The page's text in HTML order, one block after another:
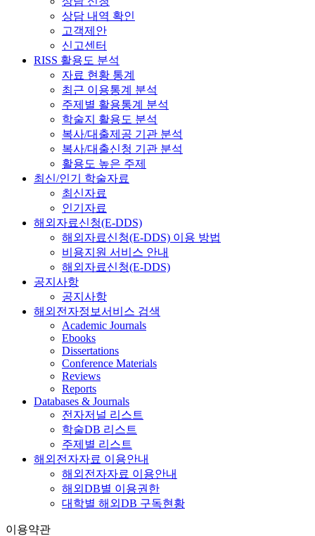
상담 내역 확인
고객제안
신고센터
RISS 활용도 분석
자료 현황 통계
최근 이용통계 분석
주제별 활용통계 분석
학술지 활용도 분석
복사/대출제공 기관 분석
복사/대출신청 기관 분석
활용도 높은 주제
최신/인기 학술자료
최신자료
인기자료
해외자료신청(E-DDS)
해외자료신청(E-DDS) 이용 방법
비용지원 서비스 안내
해외자료신청(E-DDS)
공지사항
공지사항
해외전자정보서비스 검색
Academic Journals
Ebooks
Dissertations
Conference Materials
Reviews
Reports
Databases & Journals
전자저널 리스트
학술DB 리스트
주제별 리스트
해외전자자료 이용안내
해외전자자료 이용안내
해외DB별 이용권한
대학별 해외DB 구독현황
이용약관